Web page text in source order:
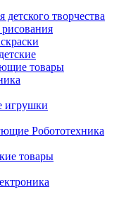
творчества
товары
Робототехника
товары